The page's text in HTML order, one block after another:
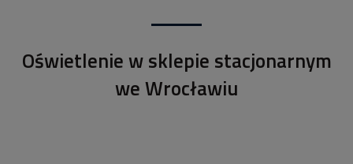
Oświetlenie w sklepie stacjonarnym
we Wrocławiu